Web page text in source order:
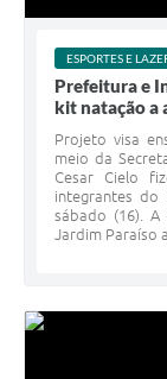
ESPORTES E
Prefeitura e
kit natação a
Projeto visa
meio da
Cesar Cielo
integrantes do
sábado (16). A
Jardim Paraíso a